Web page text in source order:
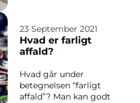
nogle ting, du skal
være opmærksom på.
Det drejer sig bl.a.
inventar du skal
vælge til dit
badeværelse. Det er
23 September 2021
Hvad er farligt
affald?
Hvad går under
betegnelsen “farligt
affald”? Man kan godt